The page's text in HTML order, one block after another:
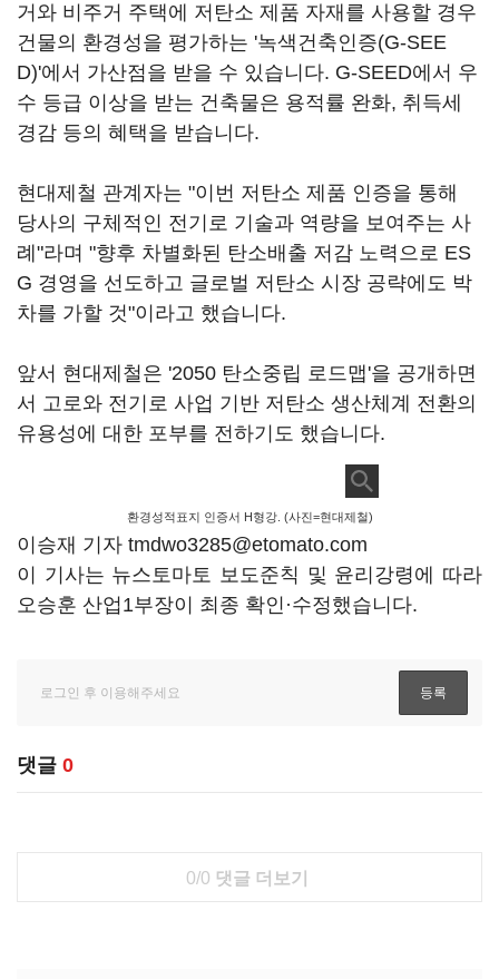
거와 비주거 주택에 저탄소 제품 자재를 사용할 경우
건물의 환경성을 평가하는 '녹색건축인증(G-SEE
D)'에서 가산점을 받을 수 있습니다. G-SEED에서 우
수 등급 이상을 받는 건축물은 용적률 완화, 취득세
경감 등의 혜택을 받습니다.
현대제철 관계자는 "이번 저탄소 제품 인증을 통해
당사의 구체적인 전기로 기술과 역량을 보여주는 사
례"라며 "향후 차별화된 탄소배출 저감 노력으로 ES
G 경영을 선도하고 글로벌 저탄소 시장 공략에도 박
차를 가할 것"이라고 했습니다.
앞서 현대제철은 '2050 탄소중립 로드맵'을 공개하면
서 고로와 전기로 사업 기반 저탄소 생산체계 전환의
유용성에 대한 포부를 전하기도 했습니다.
환경성적표지 인증서 H형강. (사진=현대제철)
이승재 기자 tmdwo3285@etomato.com
이 기사는 뉴스토마토 보도준칙 및 윤리강령에 따라
오승훈 산업1부장이 최종 확인·수정했습니다.
댓글 0
0/0 댓글 더보기